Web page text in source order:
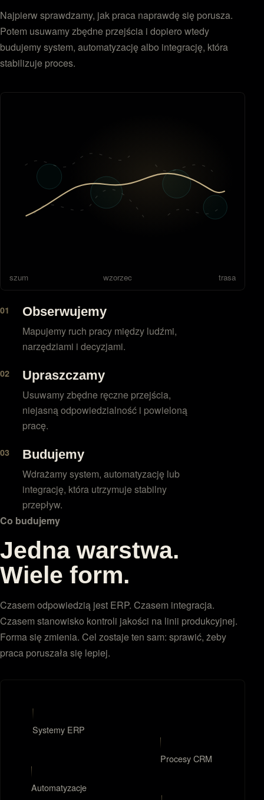
Najpierw sprawdzamy, jak praca naprawdę się porusza.
Potem usuwamy zbędne przejścia i dopiero wtedy
budujemy system, automatyzację albo integrację, która
stabilizuje proces.
szum wzorzec trasa
Obserwujemy
Mapujemy ruch pracy między ludźmi,
narzędziami i decyzjami.
Upraszczamy
Usuwamy zbędne ręczne przejścia,
niejasną odpowiedzialność i powieloną
pracę.
Budujemy
Wdrażamy system, automatyzację lub
integrację, która utrzymuje stabilny
przepływ.
Co budujemy
Jedna warstwa.
Wiele form.
Czasem odpowiedzią jest ERP. Czasem integracja.
Czasem stanowisko kontroli jakości na linii produkcyjnej.
Forma się zmienia. Cel zostaje ten sam: sprawić, żeby
praca poruszała się lepiej.
Systemy ERP
Procesy CRM
Automatyzacje